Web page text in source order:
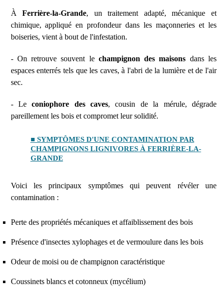
ÀFerrière-la-Grande, un traitement adapté, mécanique et
chimique, appliqué en profondeur dans les maçonneries et les
boiseries, vient à bout de l'infestation.
- On retrouve souvent le champignon des maisons dans les
espaces enterrés tels que les caves, à l'abri de la lumière et de l'air
sec.
- Leconiophore des caves, cousin de la mérule, dégrade
pareillement les bois et compromet leur solidité.
■ SYMPTÔMES D'UNE CONTAMINATION PAR
CHAMPIGNONS LIGNIVORES À FERRIÈRE-LA-
GRANDE
Voici les principaux symptômes qui peuvent révéler une
contamination :
Perte des propriétés mécaniques et affaiblissement des bois
Présence d'insectes xylophages et de vermoulure dans les bois
Odeur de moisi ou de champignon caractéristique
Coussinets blancs et cotonneux (mycélium)